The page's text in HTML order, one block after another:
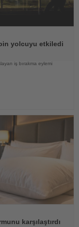
yolcuyu etkiledi
iş bırakma eylemi
karşılaştırdı